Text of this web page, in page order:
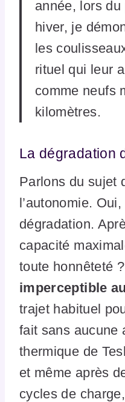
année, lors
hiver, je
les
rituel qui leur
comme neufs
kilomètres.
La dégradation
Parlons du sujet
l’autonomie.
dégradation.
capacité
toute honnêteté ?
imperceptible
trajet habituel
fait sans aucune
thermique de
et même après
cycles de